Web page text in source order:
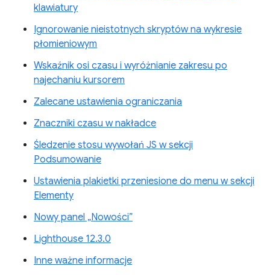
klawiatury
Ignorowanie nieistotnych skryptów na wykresie
płomieniowym
Wskaźnik osi czasu i wyróżnianie zakresu po
najechaniu kursorem
Zalecane ustawienia ograniczania
Znaczniki czasu w nakładce
Śledzenie stosu wywołań JS w sekcji
Podsumowanie
Ustawienia plakietki przeniesione do menu w sekcji
Elementy
Nowy panel „Nowości”
Lighthouse 12.3.0
Inne ważne informacje